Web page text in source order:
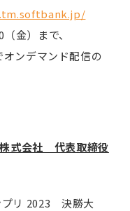
まで、
ンデマンド配信の
式会社 代表取締役
プリ 2023 決勝大